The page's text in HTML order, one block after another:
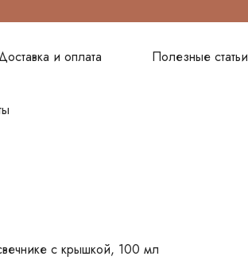
и оплата Полезные статьи
с крышкой, 100 мл